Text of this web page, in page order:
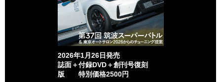
2026年1月26日発売
誌面＋付録DVD＋創刊号復刻
版 特別価格2500円